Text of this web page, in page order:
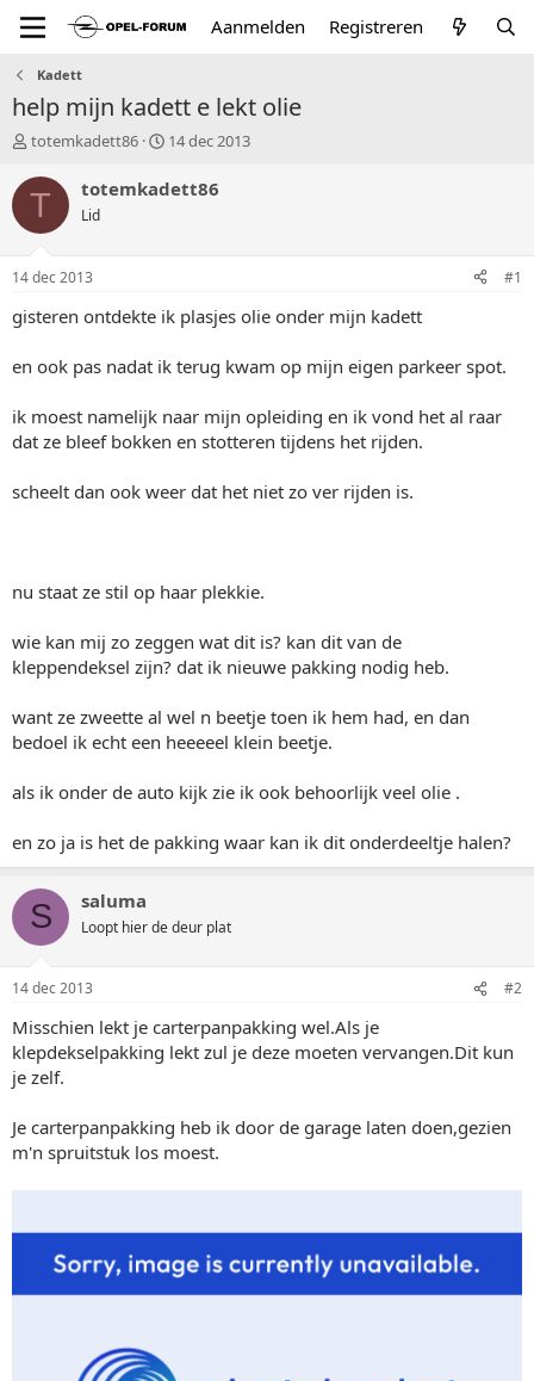
Aanmelden Registreren
Kadett
help mijn kadett e lekt olie
T
p
a
r
r
totemkadett86
S
a
u
14 dec 2013
T totemkadett86
Lid
14 dec 2013 #1
gisteren ontdekte ik plasjes olie onder mijn kadett
en ook pas nadat ik terug kwam op mijn eigen parkeer spot.
ik moest namelijk naar mijn opleiding en ik vond het al raar
dat ze bleef bokken en stotteren tijdens het rijden.
scheelt dan ook weer dat het niet zo ver rijden is.
nu staat ze stil op haar plekkie.
wie kan mij zo zeggen wat dit is? kan dit van de
kleppendeksel zijn? dat ik nieuwe pakking nodig heb.
want ze zweette al wel n beetje toen ik hem had, en dan
bedoel ik echt een heeeeel klein beetje.
als ik onder de auto kijk zie ik ook behoorlijk veel olie .
en zo ja is het de pakking waar kan ik dit onderdeeltje halen?
S saluma
Loopt hier de deur plat
14 dec 2013 #2
Misschien lekt je carterpanpakking wel.Als je
klepdekselpakking lekt zul je deze moeten vervangen.Dit kun
je zelf.
Je carterpanpakking heb ik door de garage laten doen,gezien
m'n spruitstuk los moest.